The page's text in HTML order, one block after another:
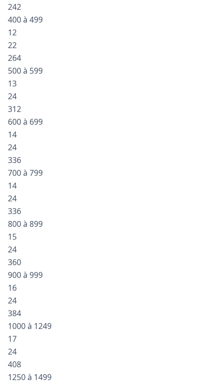
242
400 à 499
12
22
264
500 à 599
13
24
312
600 à 699
14
24
336
700 à 799
14
24
336
800 à 899
15
24
360
900 à 999
16
24
384
1000 à 1249
17
24
408
1250 à 1499